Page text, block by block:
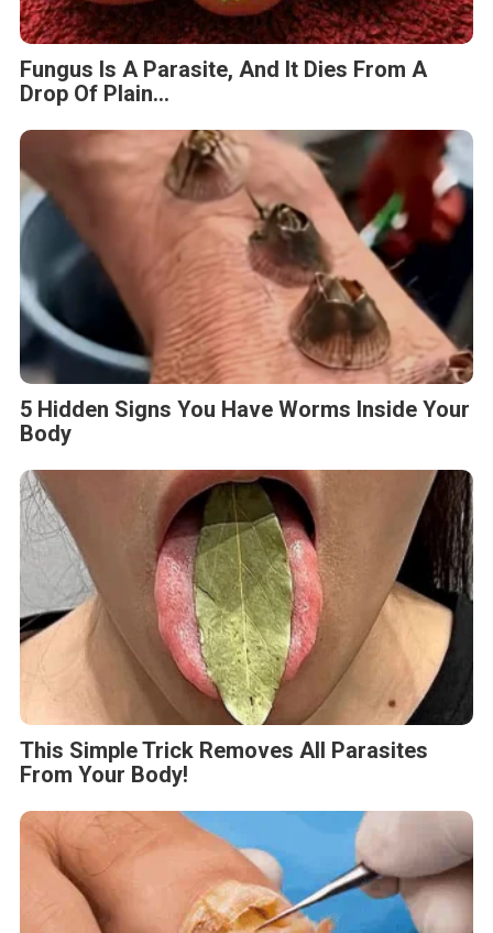
Fungus Is A Parasite, And It Dies From A
Drop Of Plain...
5 Hidden Signs You Have Worms Inside Your
Body
This Simple Trick Removes All Parasites
From Your Body!